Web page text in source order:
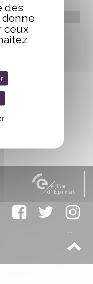
libre
des
donne
ceux